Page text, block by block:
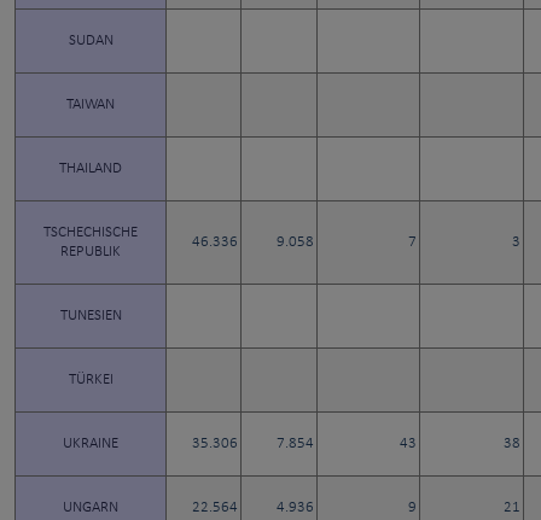
SUDAN
TAIWAN
THAILAND
TSCHECHISCHE
REPUBLIK
46.336 9.058 7 3
TUNESIEN
TÜRKEI
UKRAINE 35.306 7.854 43 38
UNGARN 22.564 4.936 9 21